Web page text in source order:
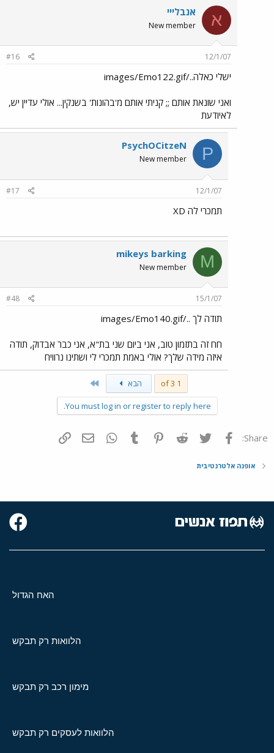
א אנבלייי
New member
12/1/07
#16
ישלי כאלה../images/Emo122.gif
ואני שונאת אותם ;; קניתי אותם מ'בהונות' בשנקין... אולי עדיין יש,
לאיודעת
P
PsychOCitzeN
New member
12/1/07
#17
תמכרי לה XD
M
mikeys barking
New member
15/1/07
#48
תודה לך ../images/Emo140.gif
חח זה בתזמון טוב, אני ביום שני בת"א, אני כבר אבדוק, תודה
איזה מידה שלך? אולי באמת תמכרי לי ושתינו נרוויח
1 of 3 הבא
You must log in or register to reply here.
Share: פייסבוק Twitter
Reddit
Pinterest
Tumblr
WhatsAppדואר אלקטרוני
אופנה אלטרנטיבית
האח הגדול
הלוואות רק תבקש
מימון רכב רק תבקש
הלוואות לעסקים רק תבקש